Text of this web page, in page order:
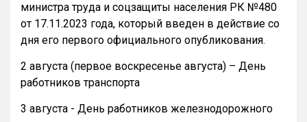
министра труда и соцзащиты населения РК №480
от 17.11.2023 года, который введен в действие со
дня его первого официального опубликования.
2 августа (первое воскресенье августа) – День
работников транспорта
3 августа - День работников железнодорожного